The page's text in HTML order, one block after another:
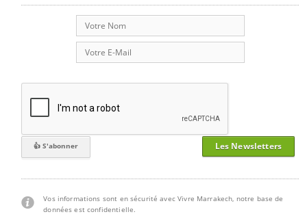
Les Newsletters
Vos informations sont en sécurité avec Vivre Marrakech, notre base de
données est confidentielle.